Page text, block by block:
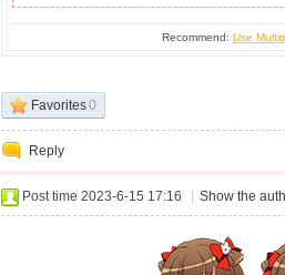
Recommend:Use
Favorites0
Reply
Post time 2023-6-15 17:16 Show the